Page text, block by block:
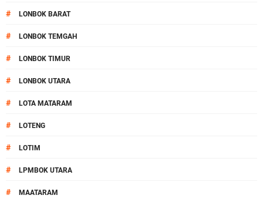
# LONBOK BARAT
# LONBOK TEMGAH
# LONBOK TIMUR
# LONBOK UTARA
# LOTA MATARAM
# LOTENG
# LOTIM
# LPMBOK UTARA
# MAATARAM